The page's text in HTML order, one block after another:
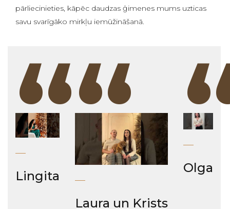
pārliecinieties, kāpēc daudzas ģimenes mums uzticas
savu svarīgāko mirkļu iemūžināšanā.
“
Lingita “
Laura un Krists
Olga